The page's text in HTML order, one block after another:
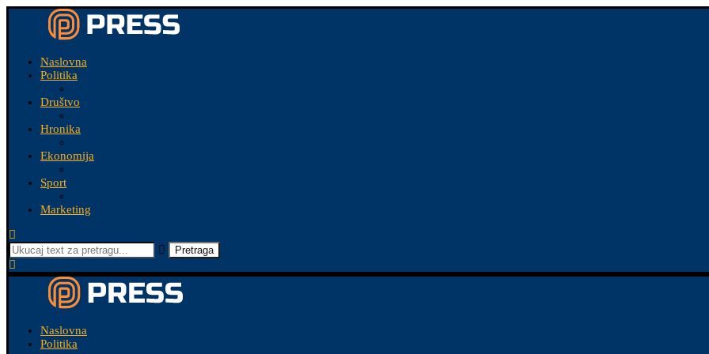
Naslovna
Politika
Društvo
Hronika
Ekonomija
Sport
Marketing
Pretraga
Naslovna
Politika